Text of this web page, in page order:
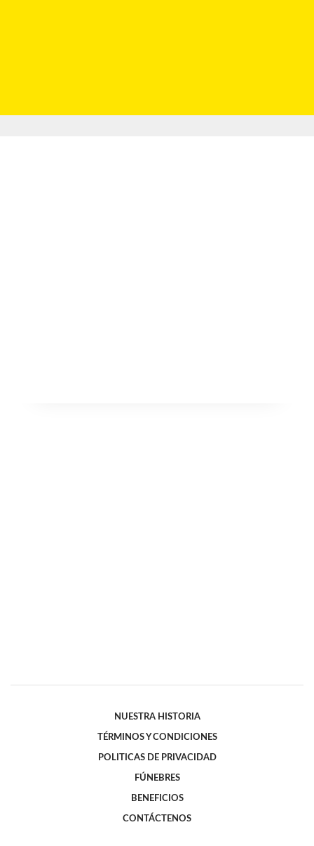
NUESTRA HISTORIA
TÉRMINOS Y CONDICIONES
POLITICAS DE PRIVACIDAD
FÚNEBRES
BENEFICIOS
CONTÁCTENOS